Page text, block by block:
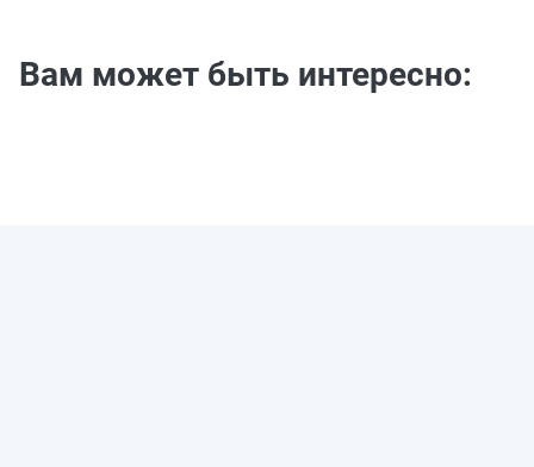
Вам может быть интересно: